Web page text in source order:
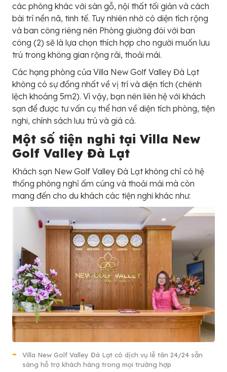
các phòng khác với sàn gỗ, nội thất tối giản và cách
bài trí nền nã, tinh tế. Tuy nhiên nhờ có diện tích rộng
và ban công riêng nên Phòng giường đôi với ban
công (2) sẽ là lựa chọn thích hợp cho người muốn lưu
trú trong không gian rộng rãi, thoải mái.
Các hạng phòng của Villa New Golf Valley Đà Lạt
không có sự đồng nhất về vị trí và diện tích (chênh
lệch khoảng 5m2). Vì vậy, bạn nên liên hệ với khách
sạn để được tư vấn cụ thể hơn về diện tích phòng, tiện
nghi, chính sách lưu trú và giá cả.
Một số tiện nghi tại Villa New
Golf Valley Đà Lạt
Khách sạn New Golf Valley Đà Lạt không chỉ có hệ
thống phòng nghỉ ấm cúng và thoải mái mà còn
mang đến cho du khách các tiện nghi khác như:
Villa New Golf Valley Đà Lạt có dịch vụ lễ tân 24/24 sẵn
sàng hỗ trợ khách hàng trong mọi trường hợp